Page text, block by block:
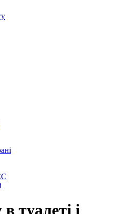
туалеті і